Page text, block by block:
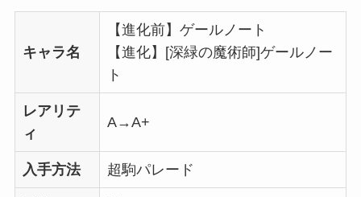
キャラ名
【進化前】ゲールノート
【進化】[深緑の魔術師]ゲールノー
ト
レアリテ
ィ
A→A+
入手方法 超駒パレード